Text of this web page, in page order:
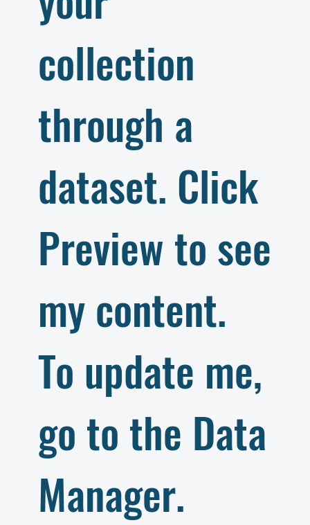
collection
through a
dataset. Click
Preview to see
my content.
To update me,
go to the Data
Manager.